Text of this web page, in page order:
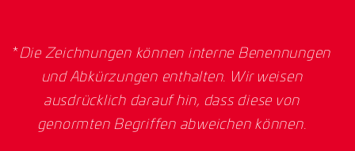
*Die Zeichnungen können interne Benennungen
und Abkürzungen enthalten. Wir weisen
ausdrücklich darauf hin, dass diese von
genormten Begriffen abweichen können.